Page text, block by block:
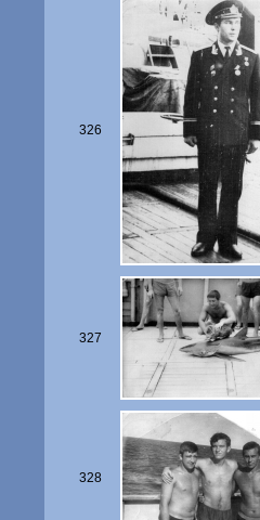
326
327
328